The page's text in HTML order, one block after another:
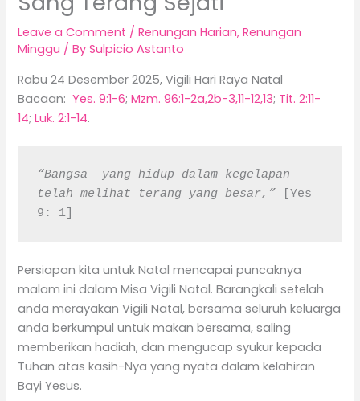
Leave a Comment /Renungan Harian,Renungan
Minggu / BySulpicio Astanto
Rabu 24 Desember 2025, Vigili Hari Raya Natal
Bacaan:Yes. 9:1-6;Mzm. 96:1-2a,2b-3,11-12,13; Tit. 2:11-
14;Luk. 2:1-14.
“Bangsa  yang hidup dalam kegelapan
telah melihat terang yang besar,”
[Yes
9: 1]
Persiapan kita untuk Natal mencapai puncaknya
malam ini dalam Misa Vigili Natal. Barangkali setelah
anda merayakan Vigili Natal, bersama seluruh keluarga
anda berkumpul untuk makan bersama, saling
memberikan hadiah, dan mengucap syukur kepada
Tuhan atas kasih-Nya yang nyata dalam kelahiran
Bayi Yesus.